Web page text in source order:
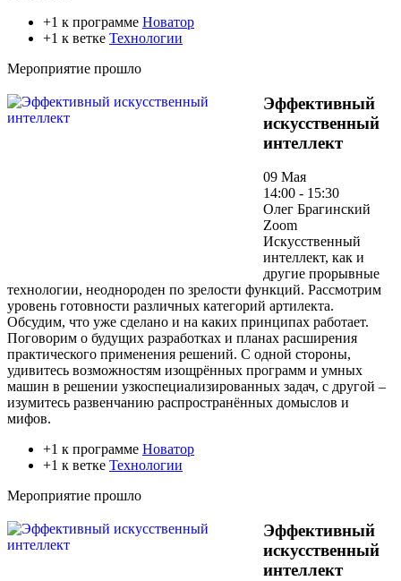
+1 к программе Новатор
+1 к ветке Технологии
Мероприятие прошло
Эффективный
искусственный
интеллект
09 Мая
14:00 - 15:30
Олег Брагинский
Zoom
Искусственный
интеллект, как и
другие прорывные
технологии, неоднороден по зрелости функций. Рассмотрим
уровень готовности различных категорий артилекта.
Обсудим, что уже сделано и на каких принципах работает.
Поговорим о будущих разработках и планах расширения
практического применения решений. С одной стороны,
удивитесь возможностям изощрённых программ и умных
машин в решении узкоспециализированных задач, с другой –
изумитесь развенчанию распространённых домыслов и
мифов.
+1 к программе Новатор
+1 к ветке Технологии
Мероприятие прошло
Эффективный
искусственный
интеллект